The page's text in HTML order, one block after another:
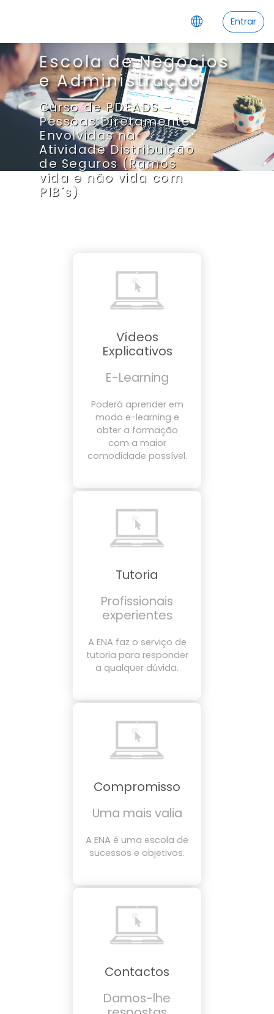
Entrar
Escola de Negócios
e Administração
Curso de PDEADS –
Pessoas Diretamente
Envolvidas na
Atividade Distribuição
de Seguros (Ramos
vida e não vida com
PIB´s)
Vídeos
Explicativos
E-Learning
Poderá aprender em
modo e-learning e
obter a formação
com a maior
comodidade possível.
Tutoria
Profissionais
experientes
A ENA faz o serviço de
tutoria para responder
a qualquer dúvida.
Compromisso
Uma mais valia
A ENA é uma escola de
sucessos e objetivos.
Contactos
Damos-lhe